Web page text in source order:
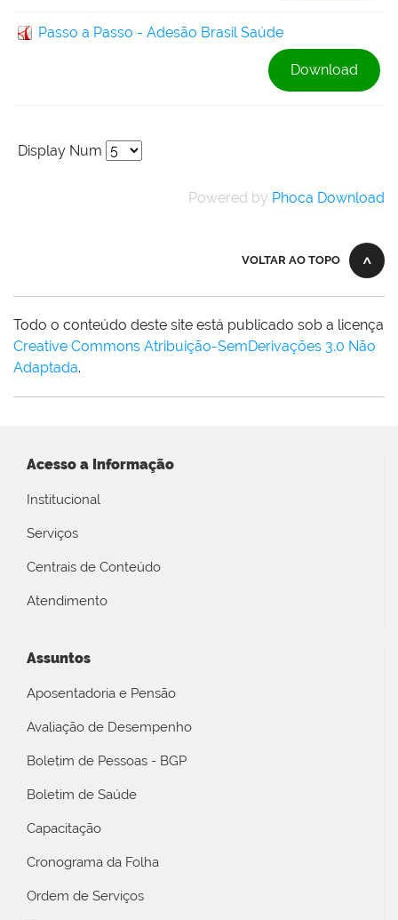
Passo a Passo - Adesão Brasil Saúde
Download
Display Num
Powered by Phoca Download
VOLTAR AO TOPO
Todo o conteúdo deste site está publicado sob a licença
Creative Commons Atribuição-SemDerivações 3.0 Não
Adaptada.
Acesso a Informação
Institucional
Serviços
Centrais de Conteúdo
Atendimento
Assuntos
Aposentadoria e Pensão
Avaliação de Desempenho
Boletim de Pessoas - BGP
Boletim de Saúde
Capacitação
Cronograma da Folha
Ordem de Serviços